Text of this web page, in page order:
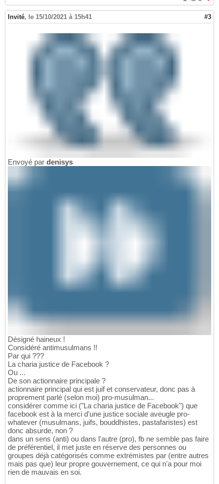
Invité, le 15/10/2021 à 15h41 #3
Envoyé par denisys
Désigné haineux !
Considéré antimusulmans !!
Par qui ???
La charia justice de Facebook ?
Ou ...
De son actionnaire principale ?
actionnaire principal qui est juif et conservateur, donc pas à
proprement parlé (selon moi) pro-musulman...
considérer comme ici ("La charia justice de Facebook") que
facebook est à la merci d'une justice sociale aveugle pro-
whatever (musulmans, juifs, bouddhistes, pastafaristes) est
donc absurde, non ?
dans un sens (anti) ou dans l'autre (pro), fb ne semble pas faire
de préférentiel, il met juste en réserve des personnes ou
groupes déjà catégorisés comme extrémistes par (entre autres
mais pas que) leur propre gouvernement, ce qui n'a pour moi
rien de mauvais en soi.